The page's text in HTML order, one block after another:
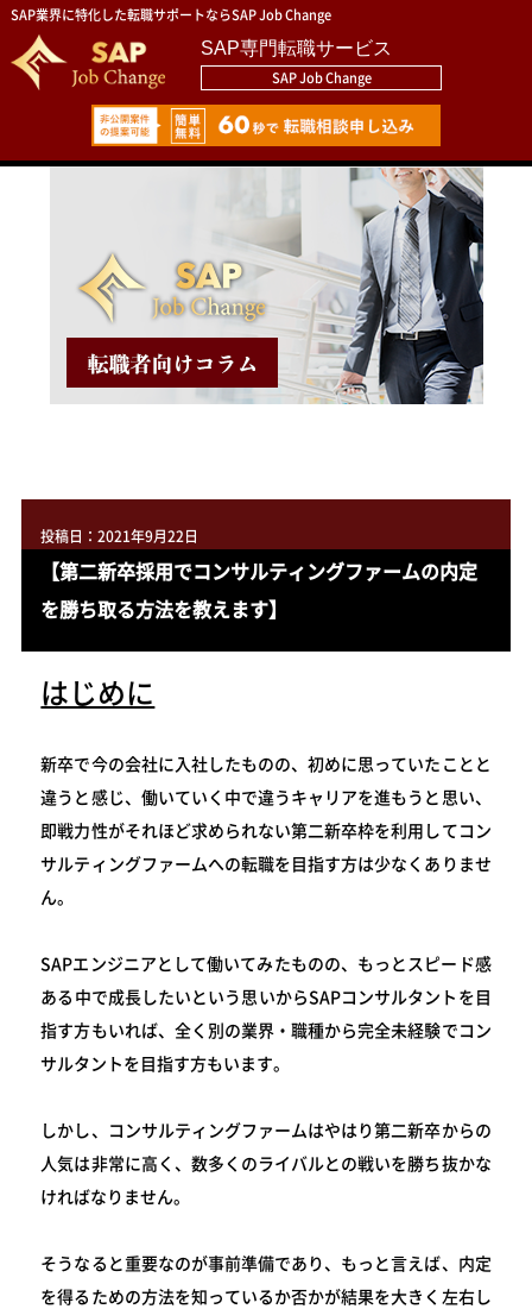
SAP業界に特化した転職サポートならSAP Job Change
SAP専門転職サービス
SAP Job Change
投稿日：2021年9月22日
【第二新卒採用でコンサルティングファームの内定
を勝ち取る方法を教えます】
はじめに
新卒で今の会社に入社したものの、初めに思っていたことと
違うと感じ、働いていく中で違うキャリアを進もうと思い、
即戦力性がそれほど求められない第二新卒枠を利用してコン
サルティングファームへの転職を目指す方は少なくありませ
ん。
SAPエンジニアとして働いてみたものの、もっとスピード感
ある中で成長したいという思いからSAPコンサルタントを目
指す方もいれば、全く別の業界・職種から完全未経験でコン
サルタントを目指す方もいます。
しかし、コンサルティングファームはやはり第二新卒からの
人気は非常に高く、数多くのライバルとの戦いを勝ち抜かな
ければなりません。
そうなると重要なのが事前準備であり、もっと言えば、内定
を得るための方法を知っているか否かが結果を大きく左右し